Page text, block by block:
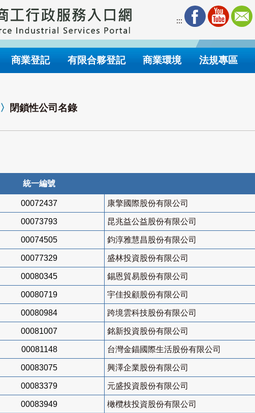
:::
商業登記 有限合夥登記 商業環境 法規專區
〉 閉鎖性公司名錄
統一編號
00072437 康擎國際股份有限公司
00073793 昆兆益公益股份有限公司
00074505 鈞淳雅慧昌股份有限公司
00077329 盛林投資股份有限公司
00080345 錫恩貿易股份有限公司
00080719 宇佳投顧股份有限公司
00080984 跨境雲科技股份有限公司
00081007 銘新投資股份有限公司
00081148 台灣金錨國際生活股份有限公司
00083075 興澤企業股份有限公司
00083379 元盛投資股份有限公司
00083949 橄欖枝投資股份有限公司